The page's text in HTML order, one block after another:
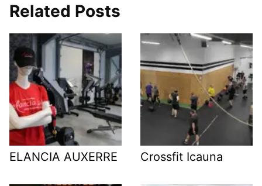
Related Posts
ELANCIA AUXERRE Crossfit Icauna